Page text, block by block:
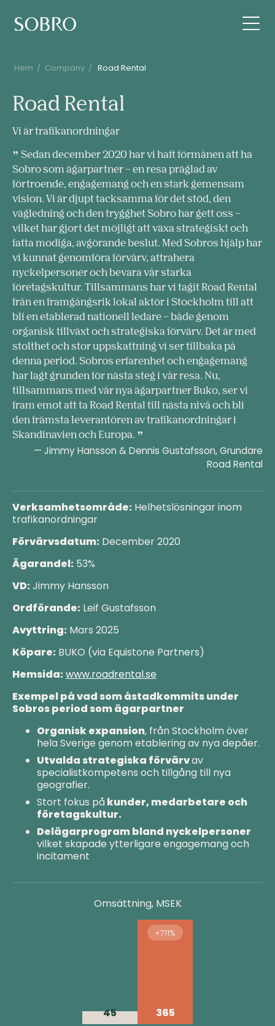
Hem / Company / Road Rental
Road Rental
Vi är trafikanordningar
Sedan december 2020 har vi haft förmånen att ha
Sobro som ägarpartner – en resa präglad av
förtroende, engagemang och en stark gemensam
vision. Vi är djupt tacksamma för det stöd, den
vägledning och den trygghet Sobro har gett oss –
vilket har gjort det möjligt att växa strategiskt och
fatta modiga, avgörande beslut. Med Sobros hjälp har
vi kunnat genomföra förvärv, attrahera
nyckelpersoner och bevara vår starka
företagskultur. Tillsammans har vi tagit Road Rental
från en framgångsrik lokal aktör i Stockholm till att
bli en etablerad nationell ledare – både genom
organisk tillväxt och strategiska förvärv. Det är med
stolthet och stor uppskattning vi ser tillbaka på
denna period. Sobros erfarenhet och engagemang
har lagt grunden för nästa steg i vår resa. Nu,
tillsammans med vår nya ägarpartner Buko, ser vi
fram emot att ta Road Rental till nästa nivå och bli
den främsta leverantören av trafikanordningar i
Skandinavien och Europa.
— Jimmy Hansson & Dennis Gustafsson, Grundare
Road Rental
Verksamhetsområde: Helhetslösningar inom
trafikanordningar
Förvärvsdatum: December 2020
Ägarandel: 53%
VD: Jimmy Hansson
Ordförande: Leif Gustafsson
Avyttring: Mars 2025
Köpare: BUKO (via Equistone Partners)
Hemsida: www.roadrental.se
Exempel på vad som åstadkommits under
Sobros period som ägarpartner
Organisk expansion, från Stockholm över
hela Sverige genom etablering av nya depåer.
Utvalda strategiska förvärvav
specialistkompetens och tillgång till nya
geografier.
Stort fokus påkunder, medarbetare och
företagskultur.
Delägarprogram bland nyckelpersoner
vilket skapade ytterligare engagemang och
incitament
Omsättning, MSEK
45 365
+711%